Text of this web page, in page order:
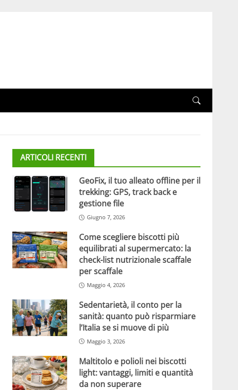
ARTICOLI RECENTI
GeoFix, il tuo alleato offline per il
trekking: GPS, track back e
gestione file
Giugno 7, 2026
Come scegliere biscotti più
equilibrati al supermercato: la
check-list nutrizionale scaffale
per scaffale
Maggio 4, 2026
Sedentarietà, il conto per la
sanità: quanto può risparmiare
l’Italia se si muove di più
Maggio 3, 2026
Maltitolo e polioli nei biscotti
light: vantaggi, limiti e quantità
da non superare